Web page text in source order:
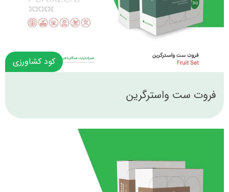
کود کشاورزی
فروت ست واسترگرین